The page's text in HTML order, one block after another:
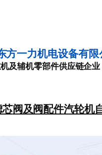
方一力机电设备有限
及辅机零部件供应链企业
阀及阀配件汽轮机